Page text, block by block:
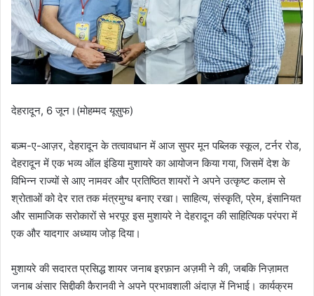
देहरादून, 6 जून।(मोहम्मद यूसुफ)
बज़्म-ए-आज़र, देहरादून के तत्वावधान में आज सुपर मून पब्लिक स्कूल, टर्नर रोड,
देहरादून में एक भव्य ऑल इंडिया मुशायरे का आयोजन किया गया, जिसमें देश के
विभिन्न राज्यों से आए नामवर और प्रतिष्ठित शायरों ने अपने उत्कृष्ट कलाम से
श्रोताओं को देर रात तक मंत्रमुग्ध बनाए रखा। साहित्य, संस्कृति, प्रेम, इंसानियत
और सामाजिक सरोकारों से भरपूर इस मुशायरे ने देहरादून की साहित्यिक परंपरा में
एक और यादगार अध्याय जोड़ दिया।
मुशायरे की सदारत प्रसिद्ध शायर जनाब इरफ़ान अज़मी ने की, जबकि निज़ामत
जनाब अंसार सिद्दीकी कैरानवी ने अपने प्रभावशाली अंदाज़ में निभाई। कार्यक्रम